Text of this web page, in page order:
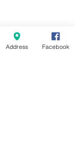
Address Facebook